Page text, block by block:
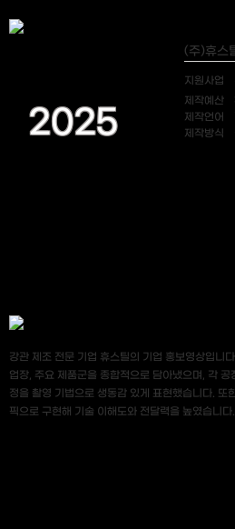
2025
(주)휴스
지원사업
제작예산
제작언어
제작방식
강관 제조 전문 기업 휴스틸의 기업 홍보영상입니
업장, 주요 제품군을 종합적으로 담아냈으며, 각
정을 촬영 기법으로 생동감 있게 표현했습니다. 또
픽으로 구현해 기술 이해도와 전달력을 높였습니다.